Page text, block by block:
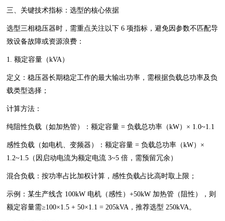
三、关键技术指标：选型的核心依据
选型三相稳压器时，需重点关注以下 6 项指标，避免因参数不匹配导
致设备故障或资源浪费：
1. 额定容量（kVA）
定义：稳压器长期稳定工作的最大输出功率，需根据负载总功率及负
载类型选择；
计算方法：
纯阻性负载（如加热管）：额定容量 = 负载总功率（kW）× 1.0~1.1
感性负载（如电机、变频器）：额定容量 = 负载总功率（kW）×
1.2~1.5（因启动电流为额定电流 3~5 倍，需预留冗余）
混合负载：按功率占比加权计算，感性负载占比高时取上限；
示例：某生产线含 100kW 电机（感性）+50kW 加热管（阻性），则
额定容量需≥100×1.5 + 50×1.1 = 205kVA，推荐选型 250kVA。